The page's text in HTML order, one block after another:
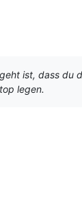
ist, dass du
legen.